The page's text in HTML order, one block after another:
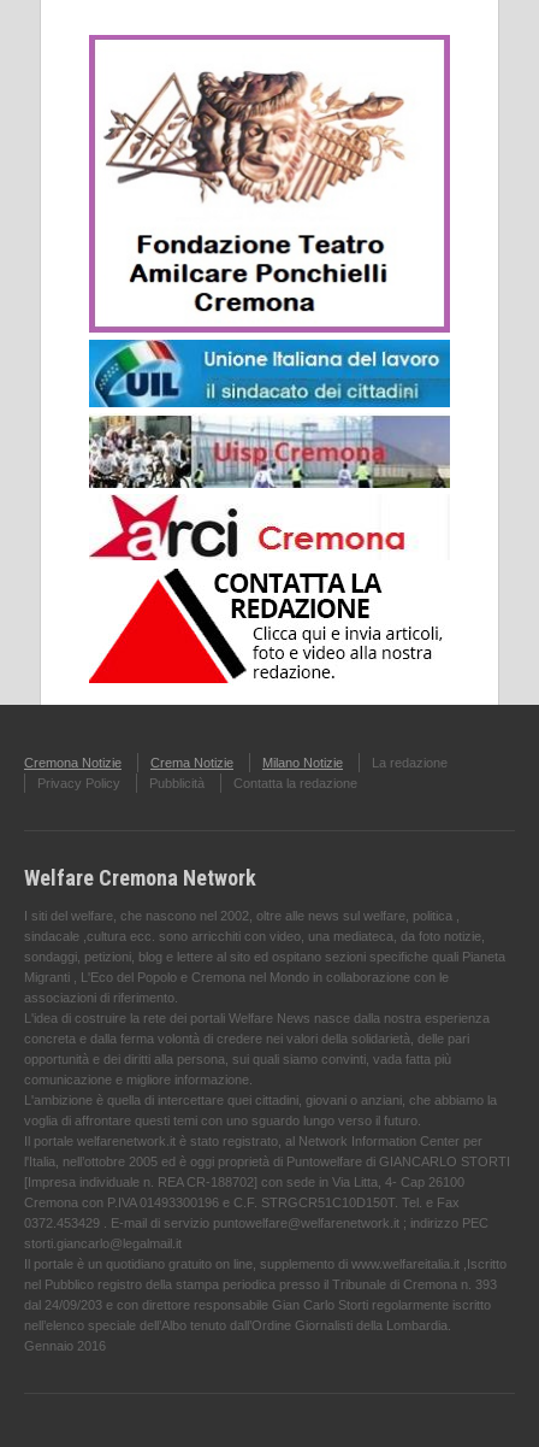
Cremona Notizie Crema Notizie Milano Notizie
La redazione
Privacy Policy
Pubblicità Contatta la redazione
Welfare Cremona Network
I siti del welfare, che nascono nel 2002, oltre alle news sul welfare, politica ,
sindacale ,cultura ecc. sono arricchiti con video, una mediateca, da foto notizie,
sondaggi, petizioni, blog e lettere al sito ed ospitano sezioni specifiche quali Pianeta
Migranti , L'Eco del Popolo e Cremona nel Mondo in collaborazione con le
associazioni di riferimento.
L'idea di costruire la rete dei portali Welfare News nasce dalla nostra esperienza
concreta e dalla ferma volontà di credere nei valori della solidarietà, delle pari
opportunità e dei diritti alla persona, sui quali siamo convinti, vada fatta più
comunicazione e migliore informazione.
L'ambizione è quella di intercettare quei cittadini, giovani o anziani, che abbiamo la
voglia di affrontare questi temi con uno sguardo lungo verso il futuro.
Il portale welfarenetwork.it è stato registrato, al Network Information Center per
l'Italia, nell’ottobre 2005 ed è oggi proprietà di Puntowelfare di GIANCARLO STORTI
[Impresa individuale n. REA CR-188702] con sede in Via Litta, 4- Cap 26100
Cremona con P.IVA 01493300196 e C.F. STRGCR51C10D150T. Tel. e Fax
0372.453429 . E-mail di servizio puntowelfare@welfarenetwork.it ; indirizzo PEC
storti.giancarlo@legalmail.it
Il portale è un quotidiano gratuito on line, supplemento di www.welfareitalia.it ,Iscritto
nel Pubblico registro della stampa periodica presso il Tribunale di Cremona n. 393
dal 24/09/203 e con direttore responsabile Gian Carlo Storti regolarmente iscritto
nell’elenco speciale dell’Albo tenuto dall’Ordine Giornalisti della Lombardia.
Gennaio 2016